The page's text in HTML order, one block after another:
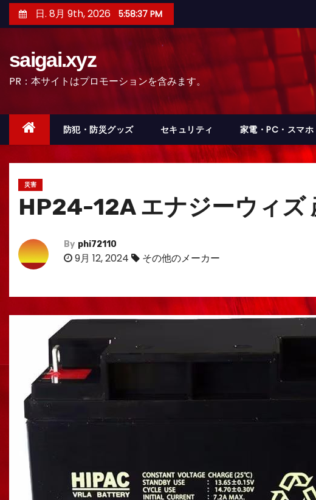
ン
ッ
日. 8月 9th, 2026 5:58:39 PM
saigai.xyz
PR：本サイトはプロモーションを含みます。
防犯・防災グッズ セキュリティ 家電・PC・スマホ
災害
HP24-12A エナジーウィズ
By phi72110
9月 12, 2024 その他のメーカー